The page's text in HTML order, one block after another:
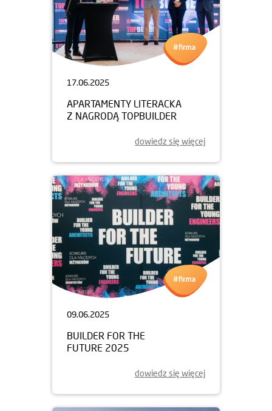
17.06.2025
APARTAMENTY LITERACKA
Z NAGRODĄ TOPBUILDER
dowiedz się więcej
09.06.2025
BUILDER FOR THE
FUTURE 2025
dowiedz się więcej